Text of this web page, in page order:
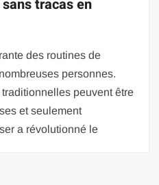
tracas en
des routines de
personnes.
peuvent être
et seulement
a révolutionné le